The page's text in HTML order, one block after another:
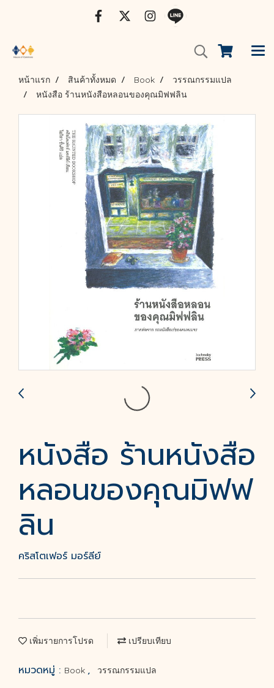
หน้าแรก สินค้าทั้งหมด Book
วรรณกรรมแปล
หนังสือ ร้านหนังสือหลอนของคุณมิฟฟลิน
หนังสือ ร้านหนังสือ
หลอนของคุณมิฟฟ
ลิน
คริสโตเฟอร์ มอร์ลีย์
เพิ่มรายการโปรด เปรียบเทียบ
หมวดหมู่ : Book , วรรณกรรมแปล